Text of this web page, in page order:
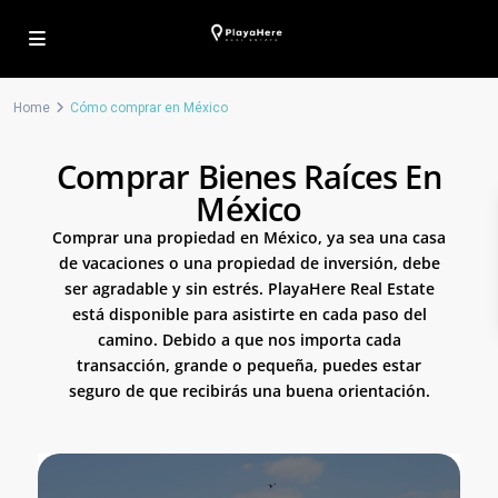
Home Cómo comprar en México
Comprar Bienes Raíces En
México
Comprar una propiedad en México, ya sea una casa
de vacaciones o una propiedad de inversión, debe
ser agradable y sin estrés. PlayaHere Real Estate
está disponible para asistirte en cada paso del
camino. Debido a que nos importa cada
transacción, grande o pequeña, puedes estar
seguro de que recibirás una buena orientación.